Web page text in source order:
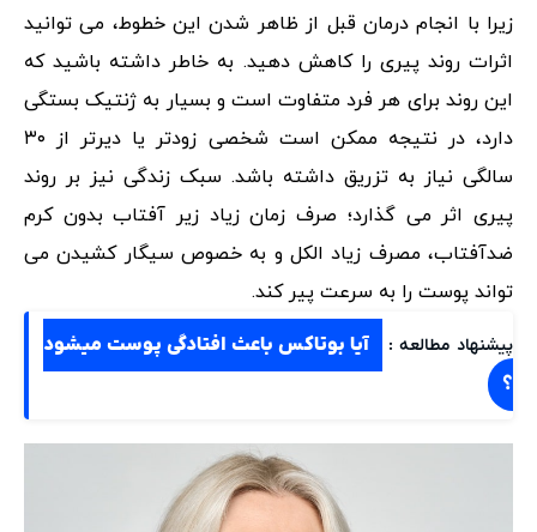
زیرا با انجام درمان قبل از ظاهر شدن این خطوط، می توانید
اثرات روند پیری را کاهش دهید. به خاطر داشته باشید که
این روند برای هر فرد متفاوت است و بسیار به ژنتیک بستگی
دارد، در نتیجه ممکن است شخصی زودتر یا دیرتر از ۳۰
سالگی نیاز به تزریق داشته باشد. سبک زندگی نیز بر روند
پیری اثر می گذارد؛ صرف زمان زیاد زیر آفتاب بدون کرم
ضدآفتاب، مصرف زیاد الکل و به خصوص سیگار کشیدن می
تواند پوست را به سرعت پیر کند.
پیشنهاد مطالعه :
آیا بوتاکس باعث افتادگی پوست میشود
؟